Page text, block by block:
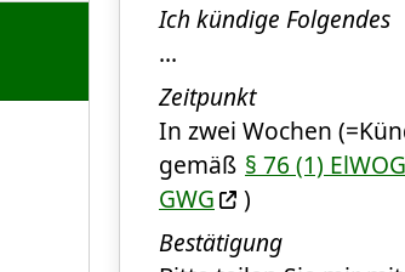
Ich kündige Folgendes
...
Zeitpunkt
In zwei Wochen
gemäß § 76 (1) ElWOG
GWG
)
Bestätigung